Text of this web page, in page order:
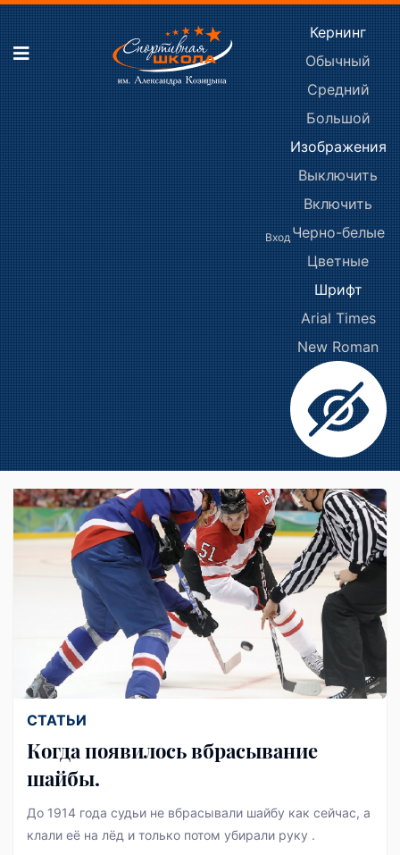
Кернинг
Обычный
Средний
Большой
Изображения
Выключить
Включить
Черно-белые
Цветные
Шрифт
Arial Times
New Roman
Вход
СТАТЬИ
Когда появилось вбрасывание
шайбы.
До 1914 года судьи не вбрасывали шайбу как сейчас, а
клали её на лёд и только потом убирали руку .